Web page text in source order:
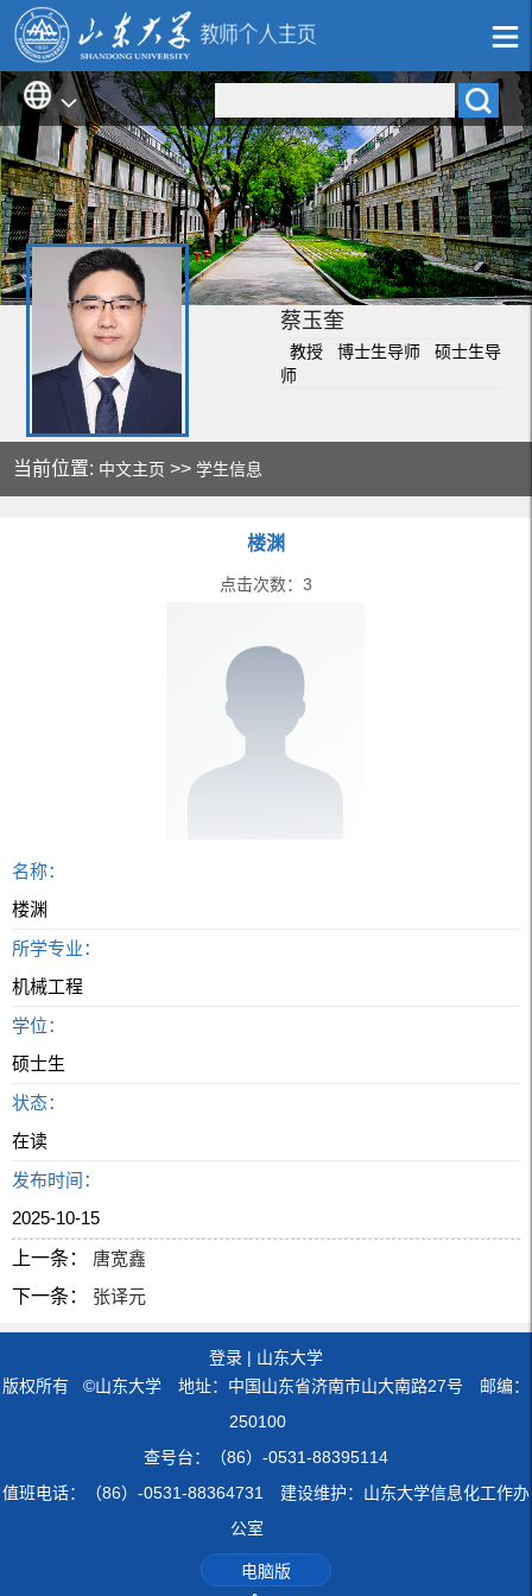
蔡玉奎
教授 博士生导师 硕士生导
师
当前位置: 中文主页 >>学生信息
楼渊
点击次数： 3
名称：
楼渊
所学专业：
机械工程
学位：
硕士生
状态：
在读
发布时间：
2025-10-15
上一条：
唐宽鑫
下一条：
张译元
登录 | 山东大学
版权所有 ©山东大学 地址：中国山东省济南市山大南路27号 邮编：
250100
查号台：（86）-0531-88395114
值班电话：（86）-0531-88364731 建设维护：山东大学信息化工作办
公室
电脑版